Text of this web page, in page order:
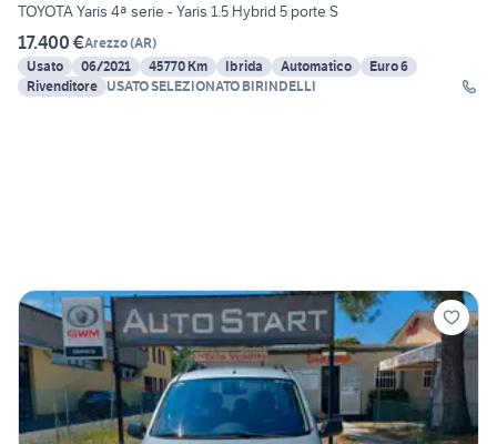
TOYOTA Yaris 4ª serie - Yaris 1.5 Hybrid 5 porte S
17.400 €Arezzo(AR)
Usato
06/2021 45770 Km Ibrida Automatico
Euro 6
Rivenditore USATO SELEZIONATO BIRINDELLI